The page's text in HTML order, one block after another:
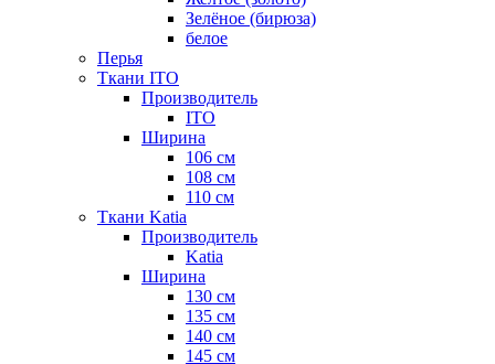
Зелёное (бирюза)
белое
Перья
Ткани ITO
Производитель
ITO
Ширина
106 см
108 см
110 см
Ткани Katia
Производитель
Katia
Ширина
130 см
135 см
140 см
145 см